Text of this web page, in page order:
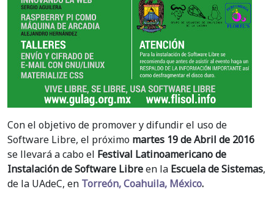
Con el objetivo de promover y difundir el uso de
Software Libre, el próximo martes 19 de Abril de 2016
se llevará a cabo el Festival Latinoamericano de
Instalación de Software Libreen la Escuela de Sistemas,
de la UAdeC, en Torreón, Coahuila, México.